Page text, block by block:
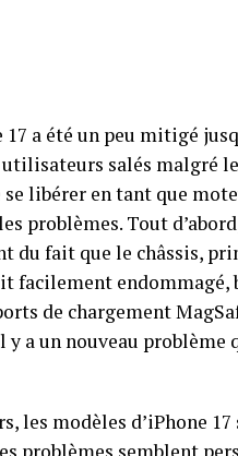
17 a été un peu mitigé
salés malgré
se libérer en tant que
problèmes. Tout
du fait que le châssis,
facilement endommagé,
de chargement
a un nouveau problème
les modèles d’iPhone